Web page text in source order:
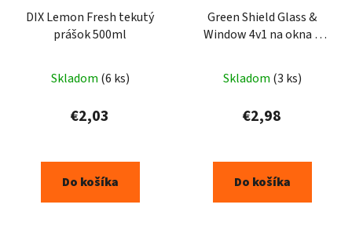
DIX Lemon Fresh tekutý
prášok 500ml
Skladom (6 ks)
€2,03
Do košíka
Green Shield Glass &
Window 4v1 na okna a
utierky 50ks
Skladom (3 ks)
€2,98
Do košíka